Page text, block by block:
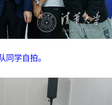
同学自拍。